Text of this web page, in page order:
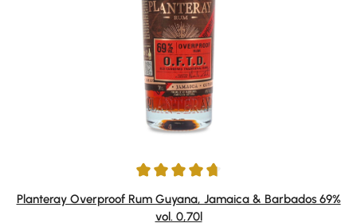
Durchschnittliche Bewertung von 4.86 von 5 Sternen
Planteray Overproof Rum Guyana, Jamaica & Barbados 69%
vol. 0,70l